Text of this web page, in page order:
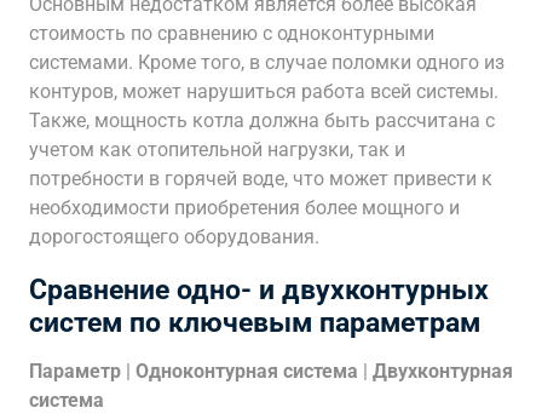
стоимость по сравнению с одноконтурными
системами. Кроме того, в случае поломки одного из
контуров, может нарушиться работа всей системы.
Также, мощность котла должна быть рассчитана с
учетом как отопительной нагрузки, так и
потребности в горячей воде, что может привести к
необходимости приобретения более мощного и
дорогостоящего оборудования.
Сравнение одно- и двухконтурных
систем по ключевым параметрам
Параметр | Одноконтурная система | Двухконтурная
система